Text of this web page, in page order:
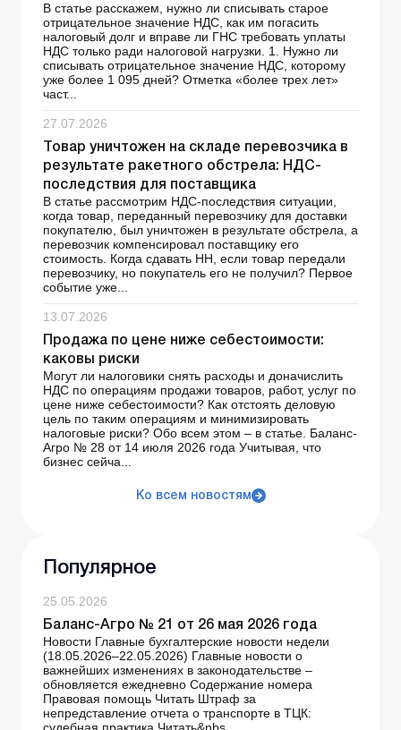
В статье расскажем, нужно ли списывать старое
отрицательное значение НДС, как им погасить
налоговый долг и вправе ли ГНС требовать уплаты
НДС только ради налоговой нагрузки. 1. Нужно ли
списывать отрицательное значение НДС, которому
уже более 1 095 дней? Отметка «более трех лет»
част...
27.07.2026
Товар уничтожен на складе перевозчика в
результате ракетного обстрела: НДС-
последствия для поставщика
В статье рассмотрим НДС-последствия ситуации,
когда товар, переданный перевозчику для доставки
покупателю, был уничтожен в результате обстрела, а
перевозчик компенсировал поставщику его
стоимость. Когда сдавать НН, если товар передали
перевозчику, но покупатель его не получил? Первое
событие уже...
13.07.2026
Продажа по цене ниже себестоимости:
каковы риски
Могут ли налоговики снять расходы и доначислить
НДС по операциям продажи товаров, работ, услуг по
цене ниже себестоимости? Как отстоять деловую
цель по таким операциям и минимизировать
налоговые риски? Обо всем этом – в статье. Баланс-
Агро № 28 от 14 июля 2026 года Учитывая, что
бизнес сейча...
Ко всем новостям
Популярное
25.05.2026
Баланс-Агро № 21 от 26 мая 2026 года
Новости Главные бухгалтерские новости недели
(18.05.2026–22.05.2026) Главные новости о
важнейших изменениях в законодательстве –
обновляется ежедневно Содержание номера
Правовая помощь Читать Штраф за
непредставление отчета о транспорте в ТЦК: